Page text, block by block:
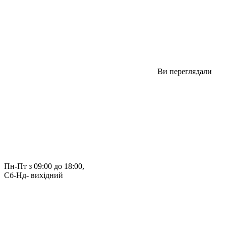
Ви переглядали
Пн-Пт з 09:00 до 18:00,
Сб-Нд- вихідний